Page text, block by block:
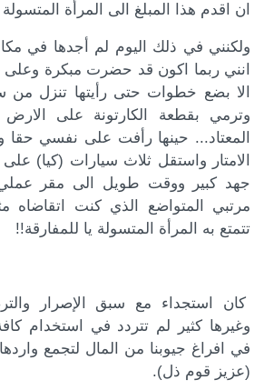
ان اقدم هذا المبلغ الى المرأة
ولكنني في ذلك اليوم لم أجدها في
انني ربما اكون قد حضرت مبكرة
الا بضع خطوات حتى رأيتها تنزل من
وترمي بقطعة الكارتونة على
المعتاد... حينها رأفت على نفسي حقا
الامتار واستقل ثلاث سيارات (كيا)
جهد كبير ووقت طويل الى مقر
مرتبي المتواضع الذي كنت اتقاضاه
تتمتع به المرأة المتسولة يا للمفارقة!!
كان استجداء مع سبق الإصرار
وغيرها كثير لم تتردد في استخدام
في افراغ جيوبنا من المال لتجمع
(عزيز قوم ذل).